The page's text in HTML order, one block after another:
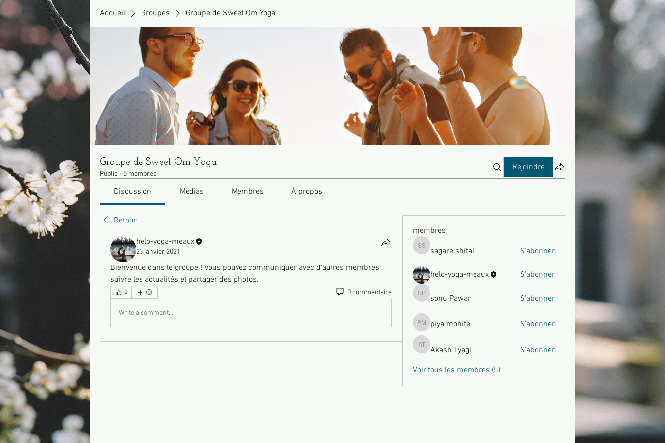
Accueil Groupes Groupe de Sweet Om Yoga
Groupe de Sweet Om Yoga
Public · 5 membres
Rejoindre
Discussion Médias Membres À propos
Retour
helo-yoga-meaux
23 janvier 2021
Bienvenue dans le groupe ! Vous pouvez communiquer avec d'autres membres,
suivre les actualités et partager des photos.
0 0 commentaire
Write a comment...
membres
sagare shital
sagare shital S'abonner
helo-yoga-meaux S'abonner
sonu Pawar
sonu Pawar S'abonner
piya mohite
piya mohite S'abonner
Akash Tyagi
Akash Tyagi S'abonner
Voir tous les membres (5)